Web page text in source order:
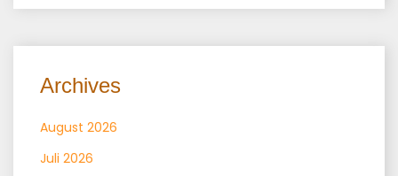
Archives
August 2026
Juli 2026